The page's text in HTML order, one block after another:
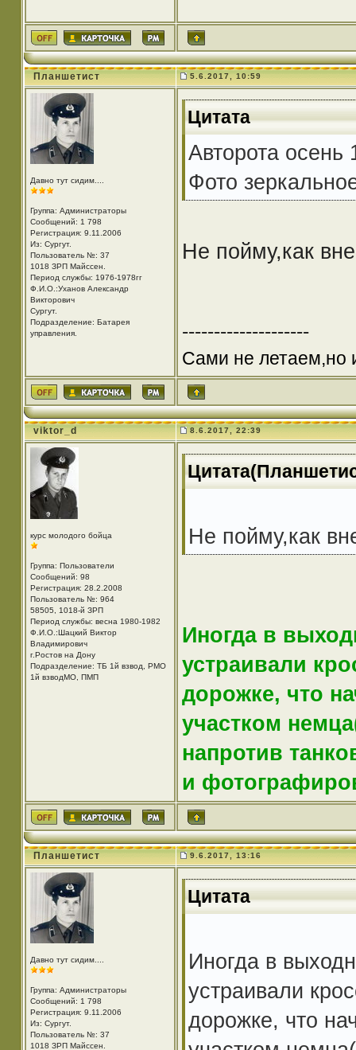
Планшетист 5.6.2017, 10:59
Давно тут сидим....
Группа: Администраторы
Сообщений: 1 798
Регистрация: 9.11.2006
Из: Cургут.
Пользователь №: 37
1018 ЗРП Майссен.
Период службы: 1976-1978гг
Ф.И.О.:Уханов Александр
Викторович
Cургут.
Подразделение: Батарея
управления.
Цитата
Авторота осень
Фото
Не пойму,как
--------------------
Сами не летаем,но
viktor_d 8.6.2017, 22:39
курс молодого бойца
Группа: Пользователи
Сообщений: 98
Регистрация: 28.2.2008
Пользователь №: 964
58505, 1018-й ЗРП
Период службы: весна 1980-1982
Ф.И.О.:Шацкий Виктор
Владимирович
г.Ростов на Дону
Подразделение: ТБ 1й взвод, РМО
1й взводМО, ПМП
Не пойму,как
Иногда в
устраивали
дорожке, что
участком
напротив
и
Планшетист 9.6.2017, 13:16
Давно тут сидим....
Группа: Администраторы
Сообщений: 1 798
Регистрация: 9.11.2006
Из: Cургут.
Пользователь №: 37
1018 ЗРП Майссен.
Цитата
Иногда в
устраивали
дорожке, что